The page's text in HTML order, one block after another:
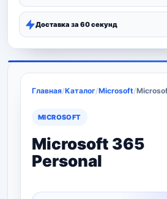
Доставка за 60 секунд
Главная/Каталог/Microsoft/
MICROSOFT
Microsoft 365
Personal